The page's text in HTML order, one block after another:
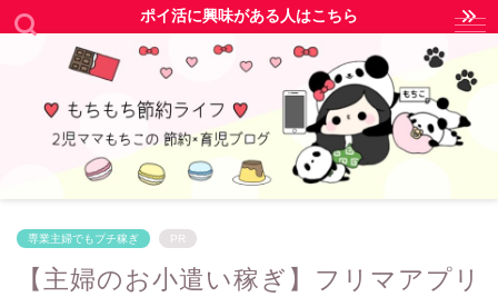
ポイ活に興味がある人はこちら
専業主婦でもプチ稼ぎ PR
【主婦のお小遣い稼ぎ】フリマアプリ